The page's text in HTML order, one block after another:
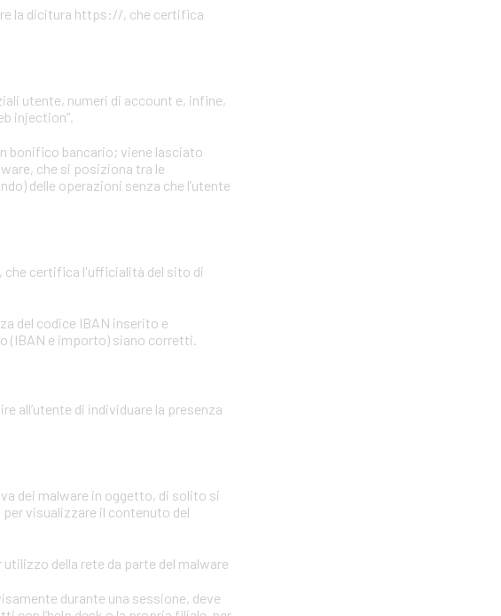
la dicitura https://, che certifica
utente, numeri di account e, infine,
injection“.
bonifico bancario; viene lasciato
che si posiziona tra le
delle operazioni senza che l’utente
che certifica l'ufficialità del sito di
del codice IBAN inserito e
(IBAN e importo) siano corretti.
all’utente di individuare la presenza
dei malware in oggetto, di solito si
visualizzare il contenuto del
della rete da parte del malware
durante una sessione, deve